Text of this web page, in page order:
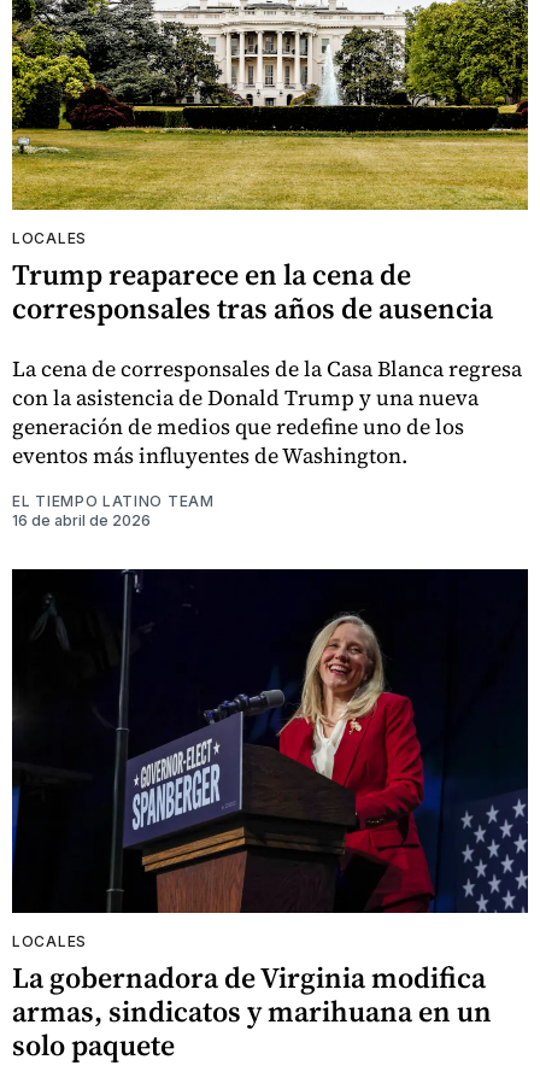
LOCALES
Trump reaparece en la cena de
corresponsales tras años de ausencia
La cena de corresponsales de la Casa Blanca regresa
con la asistencia de Donald Trump y una nueva
generación de medios que redefine uno de los
eventos más influyentes de Washington.
EL TIEMPO LATINO TEAM
16 de abril de 2026
LOCALES
La gobernadora de Virginia modifica
armas, sindicatos y marihuana en un
solo paquete